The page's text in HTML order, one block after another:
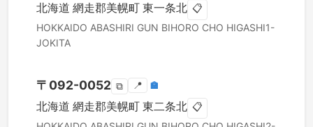
北海道 網走郡美幌町 東一条北 📋
HOKKAIDO ABASHIRI GUN BIHORO CHO HIGASHI1-
JOKITA
〒 092-0052 ⧉ 📍 🏣
北海道 網走郡美幌町 東二条北 📋